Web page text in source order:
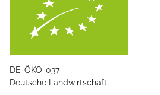
DE-ÖKO-037
Deutsche Landwirtschaft